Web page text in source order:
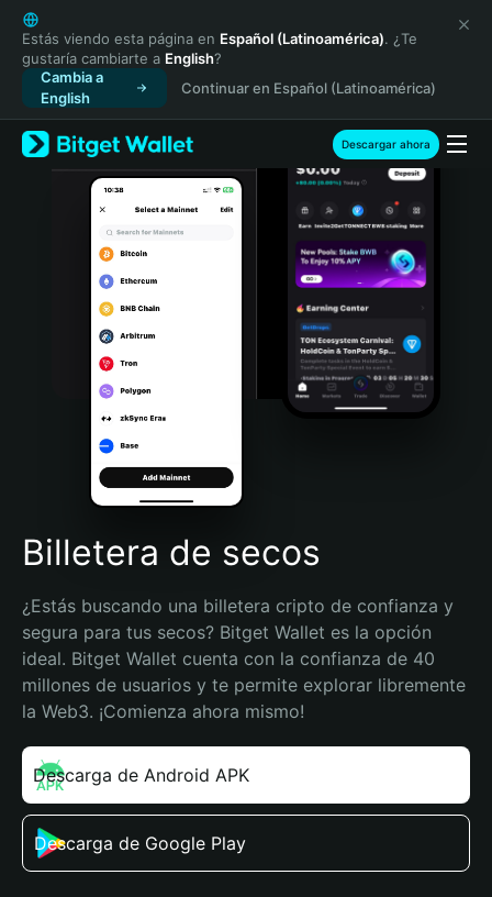
English
日本語
Tiếng Việt
Русский
Español (Latinoamérica)
Türkçe
Italiano
Português (Portugal)
Bahasa Indonesia
Português (Brasil)
Español (Argentina)
Estás viendo esta página en Español (Latinoamérica). ¿Te
gustaría cambiarte a English?
Cambia a
English
Continuar en Español (Latinoamérica)
Descargar ahora
Billetera de secos
¿Estás buscando una billetera cripto de confianza y
segura para tus secos? Bitget Wallet es la opción
ideal. Bitget Wallet cuenta con la confianza de 40
millones de usuarios y te permite explorar libremente
la Web3. ¡Comienza ahora mismo!
Descarga de Android APK
Descarga de Google Play